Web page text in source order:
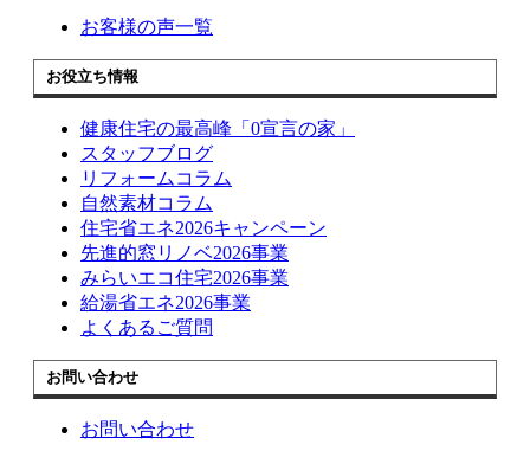
お客様の声一覧
お役立ち情報
健康住宅の最高峰「0宣言の家」
スタッフブログ
リフォームコラム
自然素材コラム
住宅省エネ2026キャンペーン
先進的窓リノベ2026事業
みらいエコ住宅2026事業
給湯省エネ2026事業
よくあるご質問
お問い合わせ
お問い合わせ